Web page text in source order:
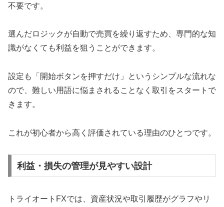
不要です。
選んだロジックが自動で売買を繰り返すため、専門的な知
識がなくても利益を狙うことができます。
設定も「開始ボタンを押すだけ」というシンプルな流れな
ので、難しい用語に悩まされることなく取引をスタートで
きます。
これが初心者から高く評価されている理由のひとつです。
利益・損失の管理が見やすい設計
トライオートFXでは、資産状況や取引履歴がグラフやリ